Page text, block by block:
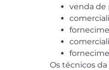
venda de
Os técnicos